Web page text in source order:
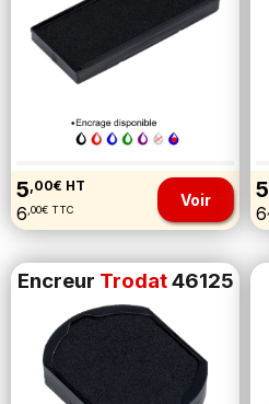
5 ,00€ HT
6 ,00€ TTC Voir 5
6
Encreur Trodat46125